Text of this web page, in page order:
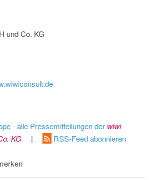
und Co. KG
- alle Pressemitteilungen der wiwi
KG
| RSS-Feed abonnieren